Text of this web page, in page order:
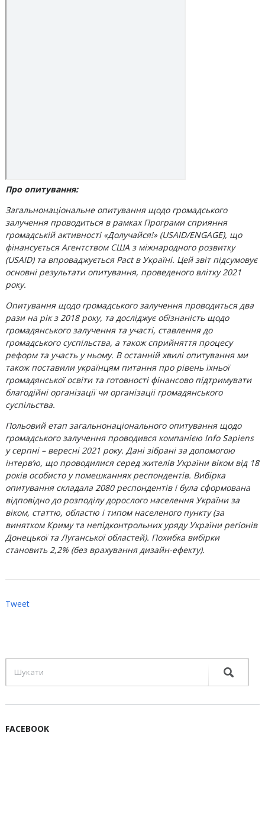
Про опитування:
Загальнонаціональне опитування щодо громадського
залучення проводиться в рамках Програми сприяння
громадській активності «Долучайся!» (USAID/ENGAGE), що
фінансується Агентством США з міжнародного розвитку
(USAID) та впроваджується Pact в Україні. Цей звіт підсумовує
основні результати опитування, проведеного влітку 2021
року.
Опитування щодо громадського залучення проводиться два
рази на рік з 2018 року, та досліджує обізнаність щодо
громадянського залучення та участі, ставлення до
громадського суспільства, а також сприйняття процесу
реформ та участь у ньому. В останній хвилі опитування ми
також поставили українцям питання про рівень їхньої
громадянської освіти та готовності фінансово підтримувати
благодійні організації чи організації громадянського
суспільства.
Польовий етап загальнонаціонального опитування щодо
громадського залучення проводився компанією Info Sapiens
у серпні – вересні 2021 року. Дані зібрані за допомогою
інтерв’ю, що проводилися серед жителів України віком від 18
років особисто у помешканнях респондентів. Вибірка
опитування складала 2080 респондентів і була сформована
відповідно до розподілу дорослого населення України за
віком, статтю, областю і типом населеного пункту (за
винятком Криму та непідконтрольних уряду України регіонів
Донецької та Луганської областей). Похибка вибірки
становить 2,2% (без врахування дизайн-ефекту).
Tweet
FACEBOOK